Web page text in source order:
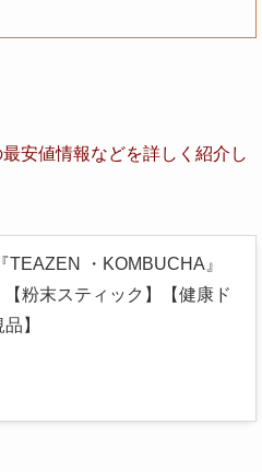
最安値情報などを詳しく紹介し
・KOMBUCHA』
粉末スティック】【健康ド
】